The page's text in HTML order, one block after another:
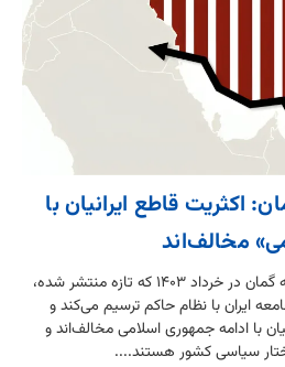
قاطع ایرانیان با
مخالف‌اند
یافته‌های یک نظرسنجی موسسه گمان در خرداد ۱۴۰۳ که تازه منتشر شده،
ایران با نظام حاکم ترسیم می‌کند و
با ادامه جمهوری اسلامی مخالف‌اند و
سیاسی کشور هستند....